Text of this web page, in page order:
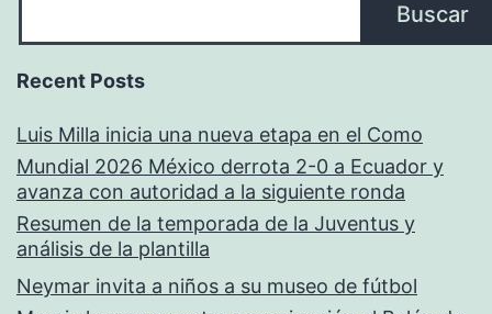
Buscar
Recent Posts
Luis Milla inicia una nueva etapa en el Como
Mundial 2026 México derrota 2-0 a Ecuador y
avanza con autoridad a la siguiente ronda
Resumen de la temporada de la Juventus y
análisis de la plantilla
Neymar invita a niños a su museo de fútbol